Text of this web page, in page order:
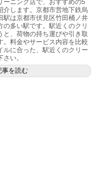
ーニング店で、おすすめの5
介します。京都市営地下鉄烏
駅は京都市伏見区竹田桶ノ井
の多い駅です。駅近くのクリ
と、荷物の持ち運びや引き取
。料金やサービス内容を比較
ルに合った、駅近くのクリー
い。
事を読む